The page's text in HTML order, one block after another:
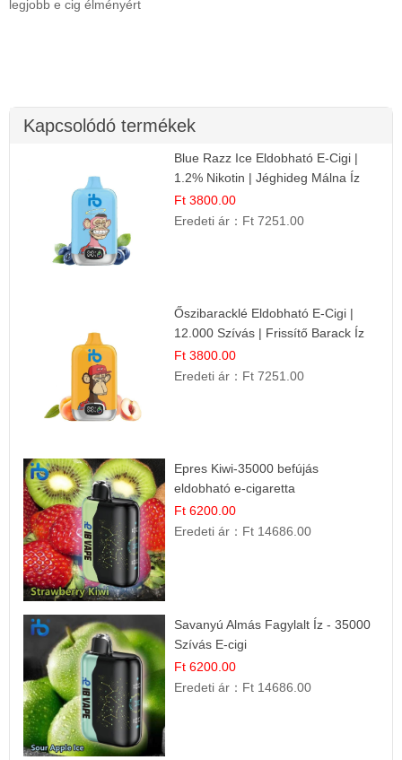
legjobb e cig élményért
Kapcsolódó termékek
Blue Razz Ice Eldobható E-Cigi |
1.2% Nikotin | Jéghideg Málna Íz
Ft 3800.00
Eredeti ár： Ft 7251.00
Őszibaracklé Eldobható E-Cigi |
12.000 Szívás | Frissítő Barack Íz
Ft 3800.00
Eredeti ár： Ft 7251.00
Epres Kiwi-35000 befújás
eldobható e-cigaretta
Ft 6200.00
Eredeti ár： Ft 14686.00
Savanyú Almás Fagylalt Íz - 35000
Szívás E-cigi
Ft 6200.00
Eredeti ár： Ft 14686.00